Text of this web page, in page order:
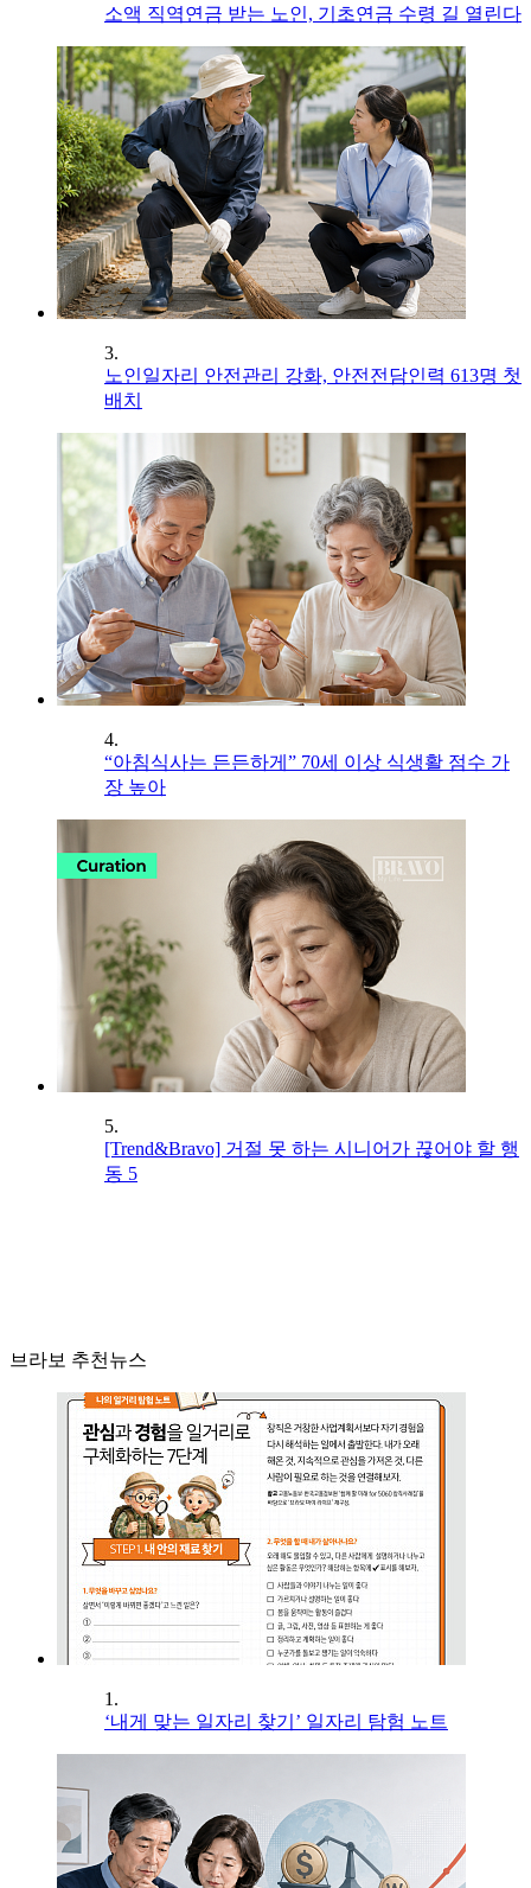
소액 직역연금 받는 노인, 기초연금 수령 길 열린다
3.
노인일자리 안전관리 강화, 안전전담인력 613명 첫
배치
4.
“아침식사는 든든하게” 70세 이상 식생활 점수 가
장 높아
5.
[Trend&Bravo] 거절 못 하는 시니어가 끊어야 할 행
동 5
브라보 추천뉴스
1.
‘내게 맞는 일자리 찾기’ 일자리 탐험 노트